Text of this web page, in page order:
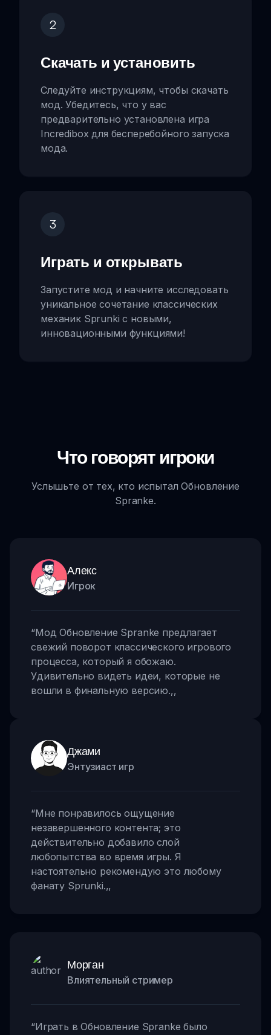
2
Скачать и установить
Следуйте инструкциям, чтобы скачать
мод. Убедитесь, что у вас
предварительно установлена игра
Incredibox для бесперебойного запуска
мода.
3
Играть и открывать
Запустите мод и начните исследовать
уникальное сочетание классических
механик Sprunki с новыми,
инновационными функциями!
Что говорят игроки
Услышьте от тех, кто испытал Обновление
Spranke.
Алекс
Игрок
“Мод Обновление Spranke предлагает
свежий поворот классического игрового
процесса, который я обожаю.
Удивительно видеть идеи, которые не
вошли в финальную версию.,,
Джами
Энтузиаст игр
“Мне понравилось ощущение
незавершенного контента; это
действительно добавило слой
любопытства во время игры. Я
настоятельно рекомендую это любому
фанату Sprunki.,,
Морган
Влиятельный стример
“Играть в Обновление Spranke было